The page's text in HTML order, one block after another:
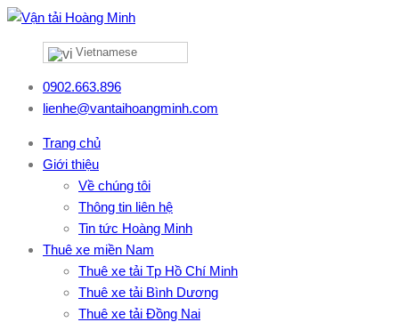
Vietnamese
0902.663.896
lienhe@vantaihoangminh.com
Trang chủ
Giới thiệu
Về chúng tôi
Thông tin liên hệ
Tin tức Hoàng Minh
Thuê xe miền Nam
Thuê xe tải Tp Hồ Chí Minh
Thuê xe tải Bình Dương
Thuê xe tải Đồng Nai